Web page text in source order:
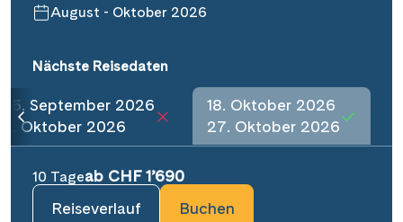
August - Oktober 2026
Nächste Reisedaten
25. September 2026
4. Oktober 2026
18. Oktober 2026
27. Oktober 2026
10 Tageab CHF 1’690
Reiseverlauf
Buchen